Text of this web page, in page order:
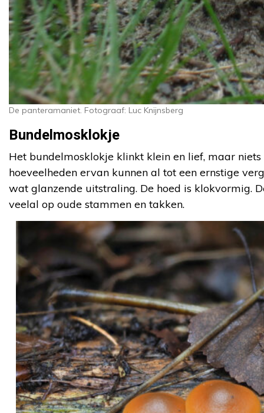
De panteramaniet. Fotograaf: Luc Knijnsberg
Bundelmosklokje
Het bundelmosklokje klinkt klein en lief, maar
hoeveelheden ervan kunnen al tot een ernstige
wat glanzende uitstraling. De hoed is klokvormig.
veelal op oude stammen en takken.